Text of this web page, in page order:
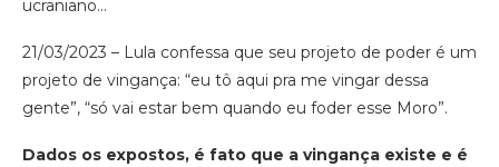
ucraniano…
21/03/2023 – Lula confessa que seu projeto de poder é um
projeto de vingança: “eu tô aqui pra me vingar dessa
gente”, “só vai estar bem quando eu foder esse Moro”.
Dados os expostos, é fato que a vingança existe e é